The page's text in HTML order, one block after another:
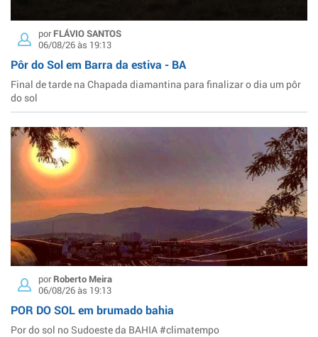
porFLÁVIO SANTOS
06/08/26 às 19:13
Pôr do Sol em Barra da estiva - BA
Final de tarde na Chapada diamantina para finalizar o dia um pôr
do sol
porRoberto Meira
06/08/26 às 19:13
POR DO SOL em brumado bahia
Por do sol no Sudoeste da BAHIA #climatempo